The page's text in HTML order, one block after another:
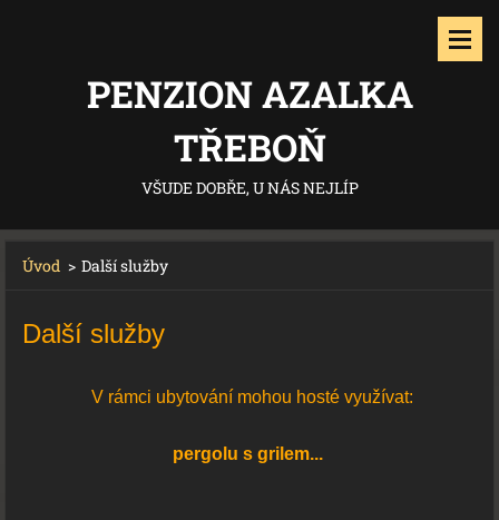
PENZION AZALKA
TŘEBOŇ
VŠUDE DOBŘE, U NÁS NEJLÍP
Úvod > Další služby
Další služby
V rámci ubytování mohou hosté využívat:
pergolu s grilem...